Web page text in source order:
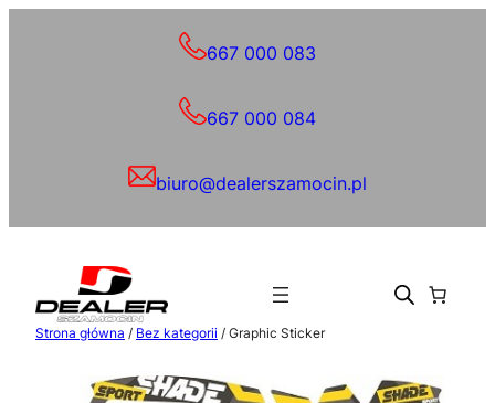
667 000 083
667 000 084
biuro@dealerszamocin.pl
Strona główna / Bez kategorii / Graphic Sticker